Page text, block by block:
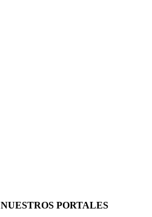
NUESTROS PORTALES